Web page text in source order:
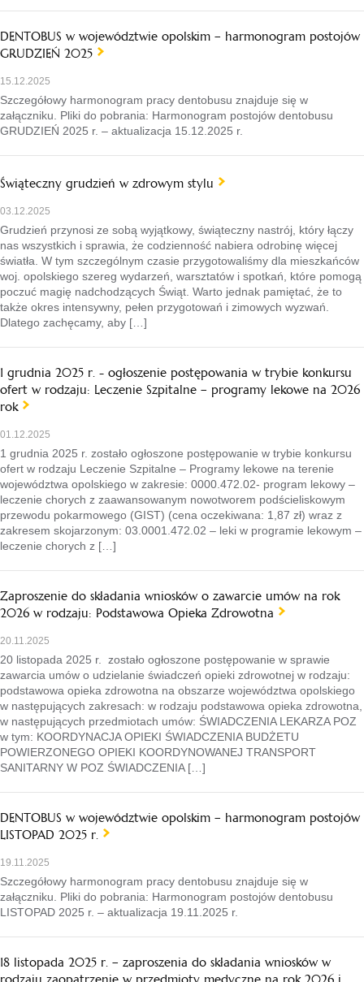
DENTOBUS w województwie opolskim – harmonogram postojów
GRUDZIEŃ 2025
15.12.2025
Szczegółowy harmonogram pracy dentobusu znajduje się w
załączniku. Pliki do pobrania: Harmonogram postojów dentobusu
GRUDZIEŃ 2025 r. – aktualizacja 15.12.2025 r.
Świąteczny grudzień w zdrowym stylu
03.12.2025
Grudzień przynosi ze sobą wyjątkowy, świąteczny nastrój, który łączy
nas wszystkich i sprawia, że codzienność nabiera odrobinę więcej
światła. W tym szczególnym czasie przygotowaliśmy dla mieszkańców
woj. opolskiego szereg wydarzeń, warsztatów i spotkań, które pomogą
poczuć magię nadchodzących Świąt. Warto jednak pamiętać, że to
także okres intensywny, pełen przygotowań i zimowych wyzwań.
Dlatego zachęcamy, aby […]
1 grudnia 2025 r. - ogłoszenie postępowania w trybie konkursu
ofert w rodzaju: Leczenie Szpitalne – programy lekowe na 2026
rok
01.12.2025
1 grudnia 2025 r. zostało ogłoszone postępowanie w trybie konkursu
ofert w rodzaju Leczenie Szpitalne – Programy lekowe na terenie
województwa opolskiego w zakresie: 0000.472.02- program lekowy –
leczenie chorych z zaawansowanym nowotworem podścieliskowym
przewodu pokarmowego (GIST) (cena oczekiwana: 1,87 zł) wraz z
zakresem skojarzonym: 03.0001.472.02 – leki w programie lekowym –
leczenie chorych z […]
Zaproszenie do składania wniosków o zawarcie umów na rok
2026 w rodzaju: Podstawowa Opieka Zdrowotna
20.11.2025
20 listopada 2025 r. zostało ogłoszone postępowanie w sprawie
zawarcia umów o udzielanie świadczeń opieki zdrowotnej w rodzaju:
podstawowa opieka zdrowotna na obszarze województwa opolskiego
w następujących zakresach: w rodzaju podstawowa opieka zdrowotna,
w następujących przedmiotach umów: ŚWIADCZENIA LEKARZA POZ
w tym: KOORDYNACJA OPIEKI ŚWIADCZENIA BUDŻETU
POWIERZONEGO OPIEKI KOORDYNOWANEJ TRANSPORT
SANITARNY W POZ ŚWIADCZENIA […]
DENTOBUS w województwie opolskim – harmonogram postojów
LISTOPAD 2025 r.
19.11.2025
Szczegółowy harmonogram pracy dentobusu znajduje się w
załączniku. Pliki do pobrania: Harmonogram postojów dentobusu
LISTOPAD 2025 r. – aktualizacja 19.11.2025 r.
18 listopada 2025 r. – zaproszenia do składania wniosków w